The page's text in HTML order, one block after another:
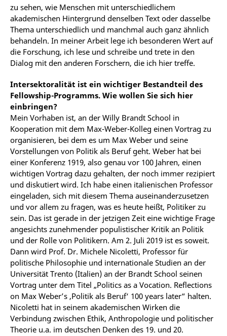
zu sehen, wie Menschen mit unterschiedlichem
akademischen Hintergrund denselben Text oder dasselbe
Thema unterschiedlich und manchmal auch ganz ähnlich
behandeln. In meiner Arbeit lege ich besonderen Wert auf
die Forschung, ich lese und schreibe und trete in den
Dialog mit den anderen Forschern, die ich hier treffe.
Intersektoralität ist ein wichtiger Bestandteil des
Fellowship-Programms. Wie wollen Sie sich hier
einbringen?
Mein Vorhaben ist, an der Willy Brandt School in
Kooperation mit dem Max-Weber-Kolleg einen Vortrag zu
organisieren, bei dem es um Max Weber und seine
Vorstellungen von Politik als Beruf geht. Weber hat bei
einer Konferenz 1919, also genau vor 100 Jahren, einen
wichtigen Vortrag dazu gehalten, der noch immer rezipiert
und diskutiert wird. Ich habe einen italienischen Professor
eingeladen, sich mit diesem Thema auseinanderzusetzen
und vor allem zu fragen, was es heute heißt, Politiker zu
sein. Das ist gerade in der jetzigen Zeit eine wichtige Frage
angesichts zunehmender populistischer Kritik an Politik
und der Rolle von Politikern. Am 2. Juli 2019 ist es soweit.
Dann wird Prof. Dr. Michele Nicoletti, Professor für
politische Philosophie und internationale Studien an der
Universität Trento (Italien) an der Brandt School seinen
Vortrag unter dem Titel „Politics as a Vocation. Reflections
on Max Weber’s ‚Politik als Beruf‘ 100 years later“ halten.
Nicoletti hat in seinem akademischen Wirken die
Verbindung zwischen Ethik, Anthropologie und politischer
Theorie u.a. im deutschen Denken des 19. und 20.